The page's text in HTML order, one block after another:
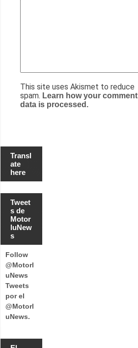
This site uses Akismet to reduce
spam. Learn how your comment
data is processed.
Transl
ate
here
Tweet
s de
Motor
luNew
s
Follow
@Motorl
uNews
Tweets
por el
@Motorl
uNews.